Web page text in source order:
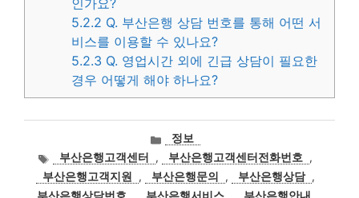
5.2.2 Q. 부산은행 상담 번호를 통해 어떤 서
비스를 이용할 수 있나요?
5.2.3 Q. 영업시간 외에 긴급 상담이 필요한
경우 어떻게 해야 하나요?
카
테
고
리
정보
태
그
부산은행고객센터 , 부산은행고객센터전화번호
,
부산은행고객지원
, 부산은행문의 , 부산은행상담 ,
부산은행상담번호
, 부산은행서비스 , 부산은행안내
,